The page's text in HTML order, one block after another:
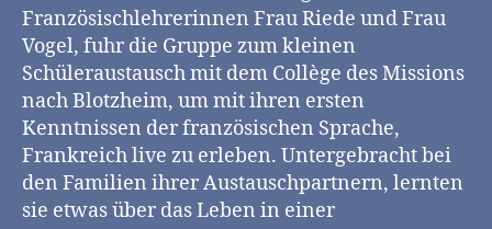
Französischlehrerinnen Frau Riede und Frau
Vogel, fuhr die Gruppe zum kleinen
Schüleraustausch mit dem Collège des Missions
nach Blotzheim, um mit ihren ersten
Kenntnissen der französischen Sprache,
Frankreich live zu erleben. Untergebracht bei
den Familien ihrer Austauschpartnern, lernten
sie etwas über das Leben in einer